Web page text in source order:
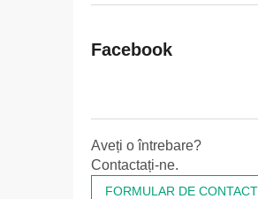
Facebook
Aveți o întrebare?
Contactați-ne.
FORMULAR DE CONTACT